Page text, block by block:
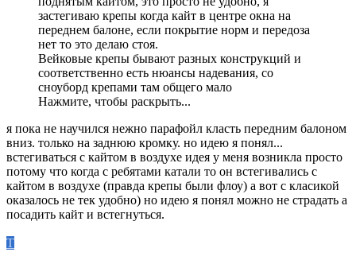
застегиваю крепы когда кайт в центре окна на
переднем балоне, если покрытие норм и передоза
нет то это делаю стоя.
Вейковые крепы бывают разных конструкций и
соответственно есть нюансы надевания, со
сноуборд крепами там общего мало
Нажмите, чтобы раскрыть...
я пока не научился нежно парафойл класть передним балоном
вниз. только на заднюю кромку. но идею я понял...
встегиваться с кайтом в воздухе идея у меня возникла просто
потому что когда с ребятами катали то он встегивались с
кайтом в воздухе (правда крепы были флоу) а вот с класикой
оказалось не тек удобно) но идею я понял можно не страдать а
посадить кайт и встегнуться.
Т